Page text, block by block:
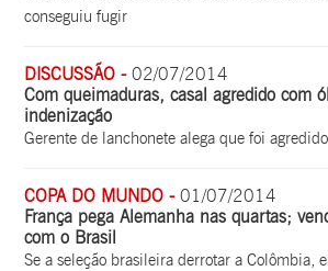
conseguiu fugir
DISCUSSÃO -02/07/2014
Com queimaduras, casal agredido com
indenização
Gerente de lanchonete alega que foi
COPA DO MUNDO -01/07/2014
França pega Alemanha nas quartas;
com o Brasil
Se a seleção brasileira derrotar a Colômbia,